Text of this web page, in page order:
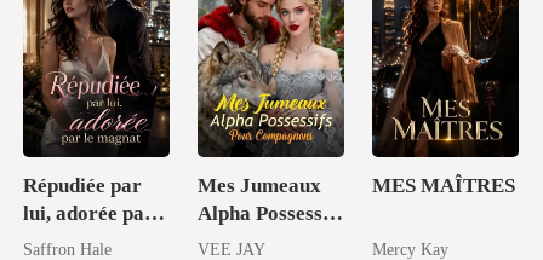
Répudiée par
lui, adorée par
le magnat
Saffron Hale
Mes Jumeaux
Alpha Possessifs
Pour
VEE JAY
MES MAÎTRES
Mercy Kay